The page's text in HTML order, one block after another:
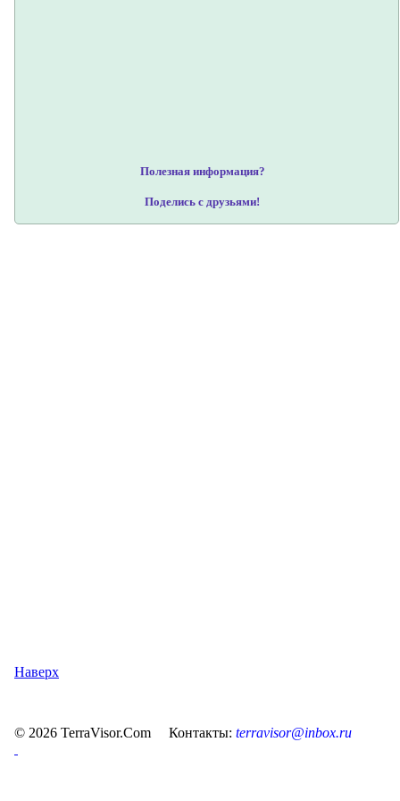
Полезная информация?
Поделись с друзьями!
Наверх
© 2026 TerraVisor.Com Контакты: terravisor@inbox.ru